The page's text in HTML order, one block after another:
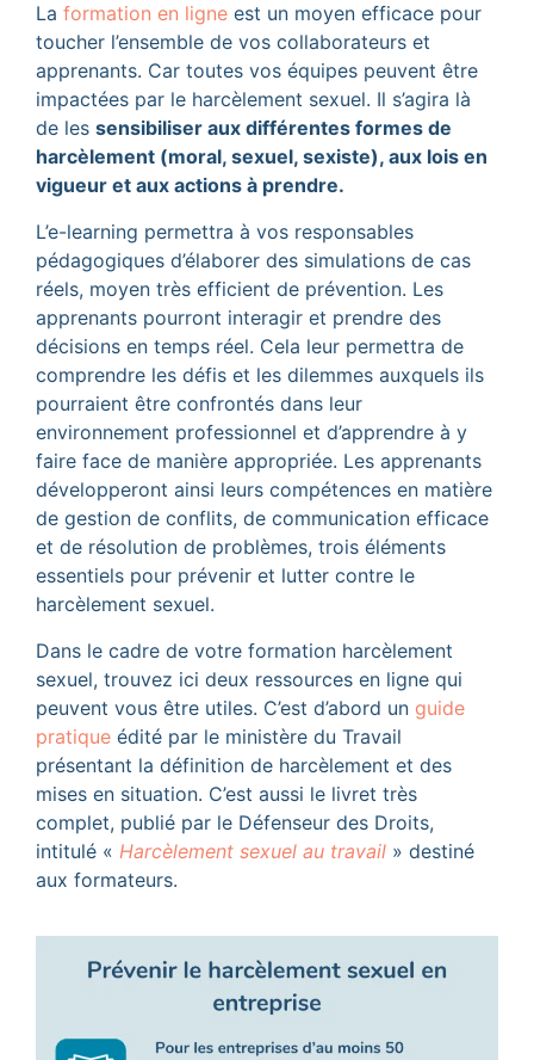
La formation en ligne est un moyen efficace pour
toucher l’ensemble de vos collaborateurs et
apprenants. Car toutes vos équipes peuvent être
impactées par le harcèlement sexuel. Il s’agira là
de les sensibiliser aux différentes formes de
harcèlement (moral, sexuel, sexiste), aux lois en
vigueur et aux actions à prendre.
L’e-learning permettra à vos responsables
pédagogiques d’élaborer des simulations de cas
réels, moyen très efficient de prévention. Les
apprenants pourront interagir et prendre des
décisions en temps réel. Cela leur permettra de
comprendre les défis et les dilemmes auxquels ils
pourraient être confrontés dans leur
environnement professionnel et d’apprendre à y
faire face de manière appropriée. Les apprenants
développeront ainsi leurs compétences en matière
de gestion de conflits, de communication efficace
et de résolution de problèmes, trois éléments
essentiels pour prévenir et lutter contre le
harcèlement sexuel.
Dans le cadre de votre formation harcèlement
sexuel, trouvez ici deux ressources en ligne qui
peuvent vous être utiles. C’est d’abord un guide
pratique édité par le ministère du Travail
présentant la définition de harcèlement et des
mises en situation. C’est aussi le livret très
complet, publié par le Défenseur des Droits,
intitulé « Harcèlement sexuel au travail » destiné
aux formateurs.